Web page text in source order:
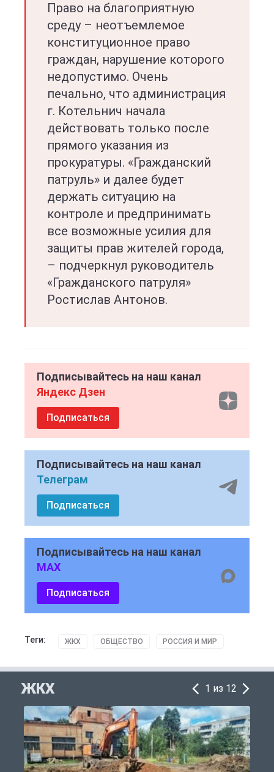
Право на благоприятную
среду – неотъемлемое
конституционное право
граждан, нарушение которого
недопустимо. Очень
печально, что администрация
г. Котельнич начала
действовать только после
прямого указания из
прокуратуры. «Гражданский
патруль» и далее будет
держать ситуацию на
контроле и предпринимать
все возможные усилия для
защиты прав жителей города,
– подчеркнул руководитель
«Гражданского патруля»
Ростислав Антонов.
Подписывайтесь на наш канал
Яндекс Дзен
Подписаться
Подписывайтесь на наш канал
Телеграм
Подписаться
Подписывайтесь на наш канал
MAX
Подписаться
Теги: ЖКХ ОБЩЕСТВО РОССИЯ И МИР
ЖКХ 1 из 12